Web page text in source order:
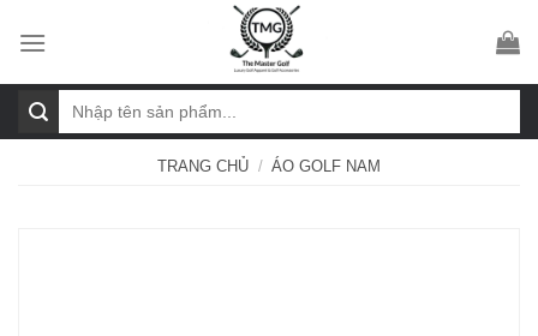
kiếm:
TRANG CHỦ / ÁO GOLF NAM